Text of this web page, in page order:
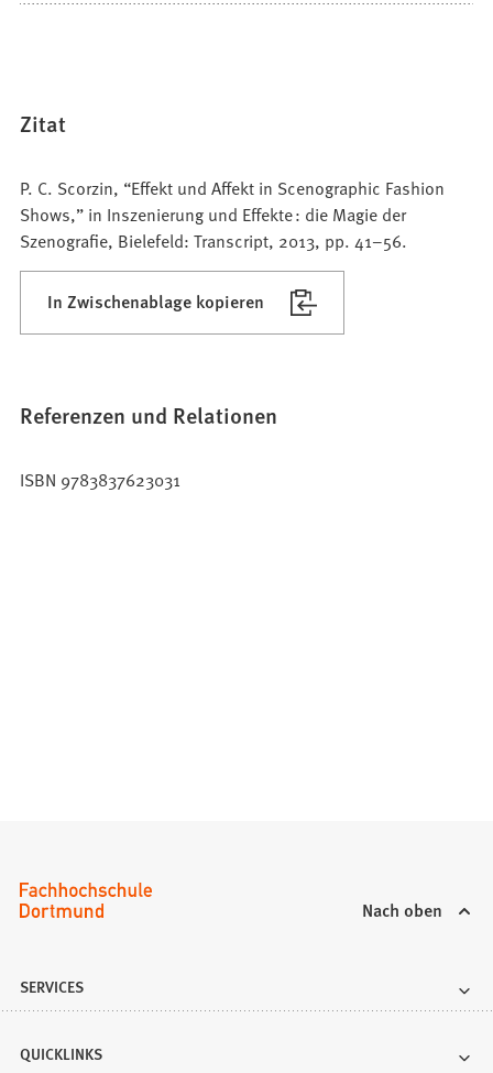
Zitat
P. C. Scorzin, “Effekt und Affekt in Scenographic Fashion
Shows,” in Inszenierung und Effekte : die Magie der
Szenografie, Bielefeld: Transcript, 2013, pp. 41–56.
In Zwischenablage kopieren
Referenzen und Relationen
ISBN 9783837623031
Nach oben
SERVICES
QUICKLINKS